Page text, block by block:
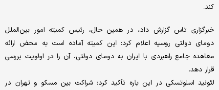
کند.
خبرگزاری تاس گزارش داد، در همین حال، رئیس کمیته امور بین‌الملل
دومای دولتی روسیه اعلام کرد: این کمیته آماده است به محض ارائه
معاهده جامع راهبردی با ایران به دومای دولتی، آن را در اولویت بررسی
قرار دهد.
لئونید اسلوتسکی در این باره تأکید کرد: شراکت بین مسکو و تهران در